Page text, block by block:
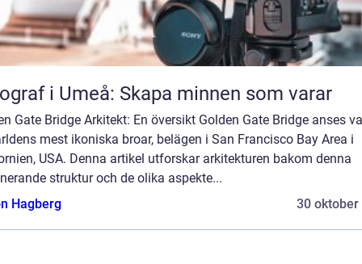
i Umeå: Skapa minnen som varar
Gate Bridge Arkitekt: En översikt Golden Gate Bridge anses
mest ikoniska broar, belägen i San Francisco Bay Area i
USA. Denna artikel utforskar arkitekturen bakom denna
struktur och de olika aspekte...
Hagberg
30 oktober